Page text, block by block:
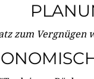
zum Vergnügen